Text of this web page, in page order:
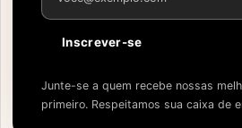
Inscrever-se
Junte-se a quem recebe nossas
primeiro. Respeitamos sua caixa de